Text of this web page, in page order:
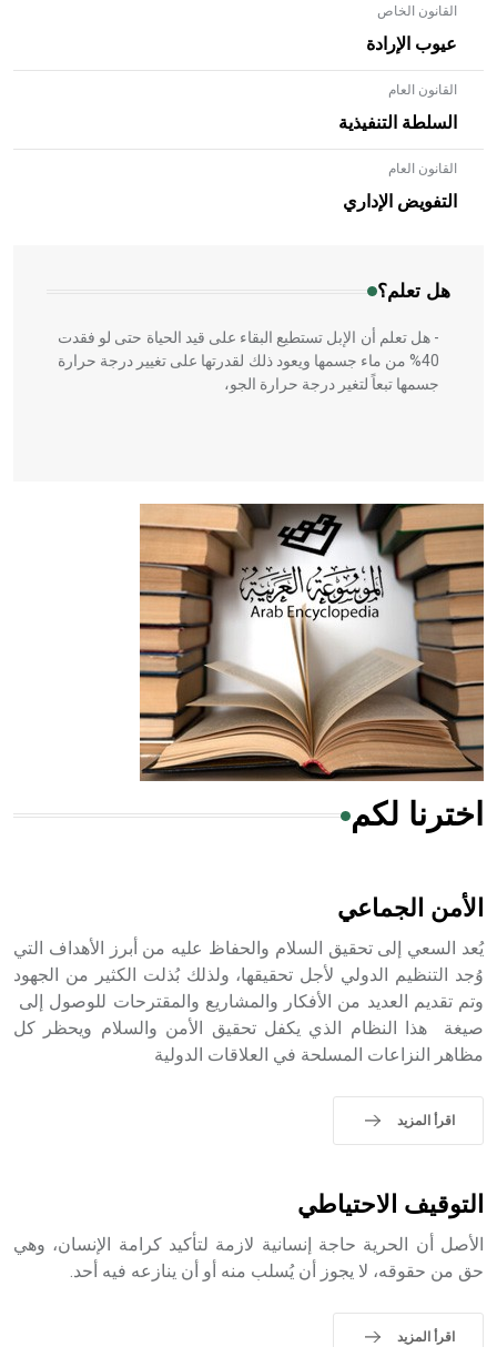
القانون الخاص
عيوب الإرادة
القانون العام
السلطة التنفيذية
القانون العام
التفويض الإداري
هل تعلم؟
- هل تعلم أن الأبلق نوع من الفنون الهندسية التي ارتبطت
بالعمارة الإسلامية في بلاد الشام ومصر خاصة، حيث يحرص
المعمار على بناء مداميكه وخاصة في الواجهات
- هل تعلم أن الإبل تستطيع البقاء على قيد الحياة حتى لو فقدت
40% من ماء جسمها ويعود ذلك لقدرتها على تغيير درجة حرارة
جسمها تبعاً لتغير درجة حرارة الجو،
- هل تعلم أن أبقراط كتب في الطب أربعة مؤلفات هي:
الحكم، الأدلة، تنظيم التغذية، ورسالته في جروح الرأس. ويعود
له الفضل بأنه حرر الطب من الدين والفلسفة.
- هل تعلم أن المرجان إفراز حيواني يتكون في البحر ويتركب
من مادة كربونات الكلسيوم، وهو أحمر أو شديد الحمرة وهو
أجود أنواعه، ويمتاز بكبر الحجم ويسمى الش
هل تعلم أن الأبسيد كلمة فرنسية اللفظ تم اعتمادها مصطلحاً
- هل تعلم أن أبجر Abgar اسم معروف جيداً يعود إلى عدد من
الملوك الذين حكموا مدينة إديسا (الرها) من أبجر الأول وحتى
التاسع، وهم ينتسبون إلى أسرة أوسروين
sign تكتب منفصلة غير متصلة، وتعتمد المبدأ الأكوروفوني،
حيث تقتصر القيمة الصوتية للعلامة الك
اخترنا لكم
الأمن الجماعي
يُعد السعي إلى تحقيق السلام والحفاظ عليه من أبرز الأهداف التي
وُجد التنظيم الدولي لأجل تحقيقها، ولذلك بُذلت الكثير من الجهود
وتم تقديم العديد من الأفكار والمشاريع والمقترحات للوصول إلى
صيغة هذا النظام الذي يكفل تحقيق الأمن والسلام ويحظر كل
مظاهر النزاعات المسلحة في العلاقات الدولية
اقرأ المزيد
التوقيف الاحتياطي
الأصل أن الحرية حاجة إنسانية لازمة لتأكيد كرامة الإنسان، وهي
حق من حقوقه، لا يجوز أن يُسلب منه أو أن ينازعه فيه أحد.
اقرأ المزيد